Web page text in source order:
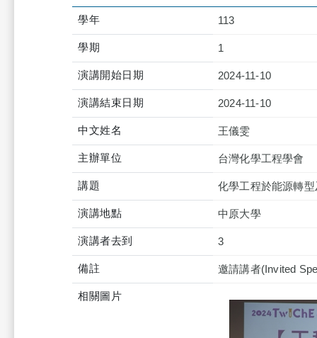
學年 113
學期 1
演講開始日期 2024-11-10
演講結束日期 2024-11-10
中文姓名 王儀雯
主辦單位 台灣化學工程學會
講題 化學工程於能源轉
演講地點 中原大學
演講者去到 3
備註 邀請講者(Invited
相關圖片